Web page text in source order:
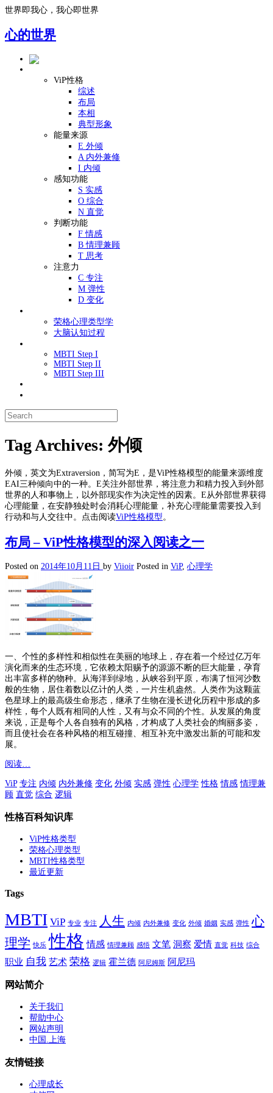
世界即我心，我心即世界
心的世界
ViP性格
综述
布局
本相
典型形象
能量来源
E 外倾
A 内外兼修
I 内倾
感知功能
S 实感
O 综合
N 直觉
判断功能
F 情感
B 情理兼顾
T 思考
注意力
C 专注
M 弹性
D 变化
荣格心理类型学
大脑认知过程
MBTI Step I
MBTI Step II
MBTI Step III
Tag Archives: 外倾
外倾，英文为Extraversion，简写为E，是ViP性格模型的能量来源维度
EAI三种倾向中的一种。E关注外部世界，将注意力和精力投入到外部
世界的人和事物上，以外部现实作为决定性的因素。E从外部世界获得
心理能量，在安静独处时会消耗心理能量，补充心理能量需要投入到
行动和与人交往中。点击阅读ViP性格模型。
布局 – ViP性格模型的深入阅读之一
Posted on 2014年10月11日 by Viioir Posted in ViP, 心理学
一、个性的多样性和相似性在美丽的地球上，存在着一个经过亿万年
演化而来的生态环境，它依赖太阳赐予的源源不断的巨大能量，孕育
出丰富多样的物种。从海洋到绿地，从峡谷到平原，布满了恒河沙数
般的生物，居住着数以亿计的人类，一片生机盎然。人类作为这颗蓝
色星球上的最高级生命形态，继承了生物在漫长进化历程中形成的多
样性，每个人既有相同的人性，又有与众不同的个性。从发展的角度
来说，正是每个人各自独有的风格，才构成了人类社会的绚丽多姿，
而且使社会在各种风格的相互碰撞、相互补充中激发出新的可能和发
展。
阅读…
ViP 专注 内倾 内外兼修 变化 外倾 实感 弹性 心理学 性格 情感 情理兼
顾 直觉 综合 逻辑
性格百科知识库
ViP性格类型
荣格心理类型
MBTI性格类型
最近更新
Tags
MBTI ViP 专业 专注 人生 内倾 内外兼修 变化 外倾 婚姻 实感 弹性 心
理学 快乐 性格 情感 情理兼顾 感悟 文笔 洞察 爱情 直觉 科技 综合
职业 自我 艺术 荣格 逻辑 霍兰德 阿尼姆斯 阿尼玛
网站简介
关于我们
帮助中心
网站声明
中国.上海
友情链接
心理成长